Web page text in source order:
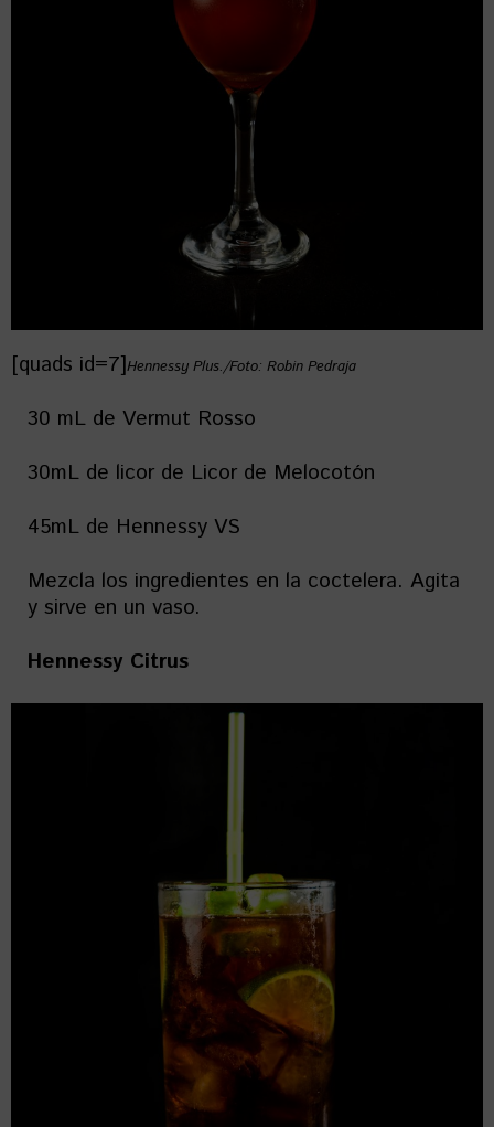
[quads id=7]Hennessy Plus./Foto: Robin Pedraja
30 mL de Vermut Rosso
30mL de licor de Licor de Melocotón
45mL de Hennessy VS
Mezcla los ingredientes en la coctelera. Agita
y sirve en un vaso.
Hennessy Citrus